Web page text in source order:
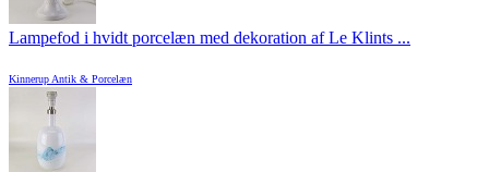
Lampefod i hvidt porcelæn med dekoration af Le Klints ...
Kinnerup Antik & Porcelæn